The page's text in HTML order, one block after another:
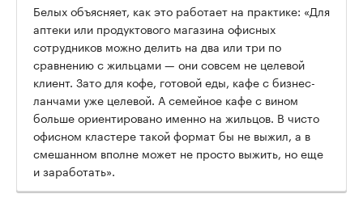
Белых объясняет, как это работает на практике: «Для
аптеки или продуктового магазина офисных
сотрудников можно делить на два или три по
сравнению с жильцами — они совсем не целевой
клиент. Зато для кофе, готовой еды, кафе с бизнес-
ланчами уже целевой. А семейное кафе с вином
больше ориентировано именно на жильцов. В чисто
офисном кластере такой формат бы не выжил, а в
смешанном вполне может не просто выжить, но еще
и заработать».